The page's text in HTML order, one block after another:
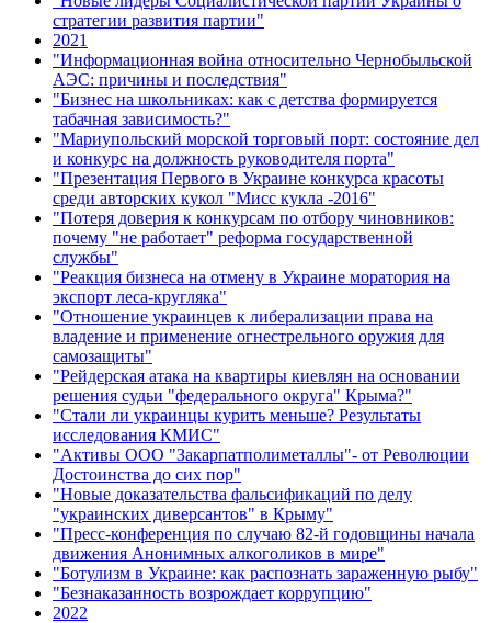
стратегии развития партии"
2021
"Информационная война относительно Чернобыльской
АЭС: причины и последствия"
"Бизнес на школьниках: как с детства формируется
табачная зависимость?"
"Мариупольский морской торговый порт: состояние дел
и конкурс на должность руководителя порта"
"Презентация Первого в Украине конкурса красоты
среди авторских кукол "Мисс кукла -2016"
"Потеря доверия к конкурсам по отбору чиновников:
почему "не работает" реформа государственной
службы"
"Реакция бизнеса на отмену в Украине моратория на
экспорт леса-кругляка"
"Отношение украинцев к либерализации права на
владение и применение огнестрельного оружия для
самозащиты"
"Рейдерская атака на квартиры киевлян на основании
решения судьи "федерального округа" Крыма?"
"Стали ли украинцы курить меньше? Результаты
исследования КМИС"
"Активы ООО "Закарпатполиметаллы"- от Революции
Достоинства до сих пор"
"Новые доказательства фальсификаций по делу
"украинских диверсантов" в Крыму"
"Пресс-конференция по случаю 82-й годовщины начала
движения Анонимных алкоголиков в мире"
"Ботулизм в Украине: как распознать зараженную рыбу"
"Безнаказанность возрождает коррупцию"
2022